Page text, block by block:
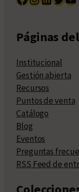
Páginas
Institucional
Gestión abierta
Recursos
Puntos de venta
Catálogo
Blog
Eventos
Preguntas
RSS Feed de